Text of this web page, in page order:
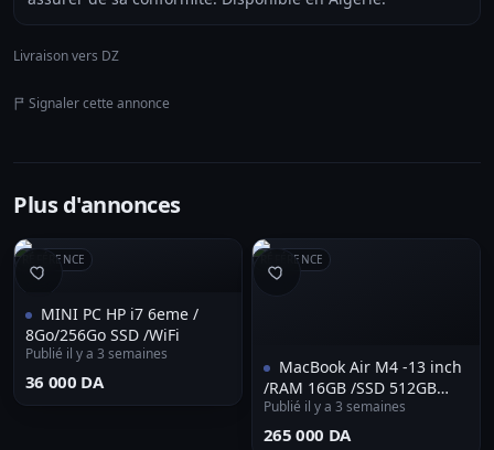
Livraison vers DZ
Signaler cette annonce
Plus d'annonces
RÉFÉRENCE
MINI PC HP i7 6eme /
8Go/256Go SSD /WiFi
Publié il y a 3 semaines
⁦36 000 DA⁩
RÉFÉRENCE
MacBook Air M4 -13 inch
/RAM 16GB /SSD 512GB
*AZERTY/QWERTY*
***vendu**
Publié il y a 3 semaines
⁦265 000 DA⁩